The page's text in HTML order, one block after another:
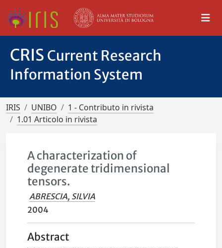
CRIS Current Research
Information System
IRIS UNIBO
1 - Contributo in rivista
1.01 Articolo in rivista
A characterization of
degenerate tridimensional
tensors.
ABRESCIA, SILVIA
2004
Abstract